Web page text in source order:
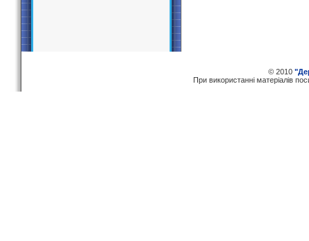
© 2010
При використаннi матерiалiв